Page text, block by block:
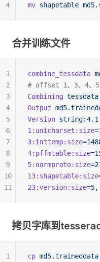
mv shapetable
4
合并训练文件
combine_tessdata
# offset 1、3、4、5
Combining tessdata
Output
Version
1:unicharset:size
3:inttemp:size
4:pffmtable:size
5:normproto:size
13:shapetable:size
23:version:size=5,
1
2
3
4
5
6
7
8
9
10
11
拷贝字库到
cp md5.traineddata
1